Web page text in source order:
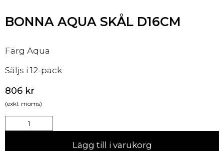
BONNA AQUA SKÅL D16CM
Färg Aqua
Säljs i 12-pack
806 kr
(exkl. moms)
Lägg till i varukorg